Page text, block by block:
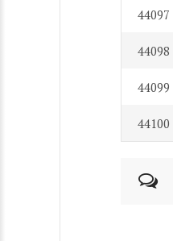
44097
44098
44099
44100